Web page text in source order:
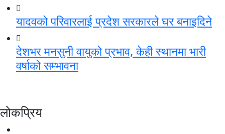
यादवको परिवारलाई प्रदेश सरकारले घर बनाइदिने
देशभर मनसुनी वायुको प्रभाव, केही स्थानमा भारी
वर्षाको सम्भावना
लोकप्रिय